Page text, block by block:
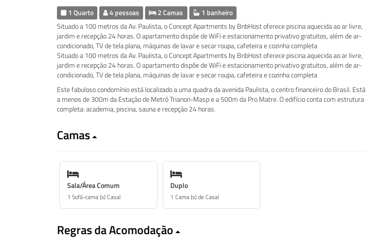
1 Quarto 4 pessoas 2 Camas 1 banheiro
Situado a 100 metros da Av. Paulista, o Concept Apartments by BnbHost oferece piscina aquecida ao ar livre,
jardim e recepção 24 horas. O apartamento dispõe de WiFi e estacionamento privativo gratuitos, além de ar-
condicionado, TV de tela plana, máquinas de lavar e secar roupa, cafeteira e cozinha completa
Situado a 100 metros da Av. Paulista, o Concept Apartments by BnbHost oferece piscina aquecida ao ar livre,
jardim e recepção 24 horas. O apartamento dispõe de WiFi e estacionamento privativo gratuitos, além de ar-
condicionado, TV de tela plana, máquinas de lavar e secar roupa, cafeteira e cozinha completa
Este fabuloso condomínio está localizado a uma quadra da avenida Paulista, o centro financeiro do Brasil. Está
a menos de 300m da Estação de Metrô Trianon-Masp e a 500m da Pro Matre. O edifício conta com estrutura
completa: academia, piscina, sauna e recepção 24 horas.
Camas
Sala/Área Comum
1 Sofá-cama (s) Casal
Duplo
1 Cama (s) de Casal
Regras da Acomodação